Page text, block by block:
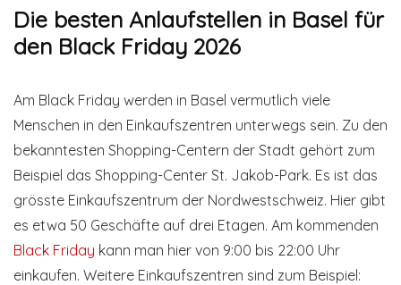
Die besten Anlaufstellen in Basel für
den Black Friday 2026
Am Black Friday werden in Basel vermutlich viele
Menschen in den Einkaufszentren unterwegs sein. Zu den
bekanntesten Shopping-Centern der Stadt gehört zum
Beispiel das Shopping-Center St. Jakob-Park. Es ist das
grösste Einkaufszentrum der Nordwestschweiz. Hier gibt
es etwa 50 Geschäfte auf drei Etagen. Am kommenden
Black Friday kann man hier von 9:00 bis 22:00 Uhr
einkaufen. Weitere Einkaufszentren sind zum Beispiel: